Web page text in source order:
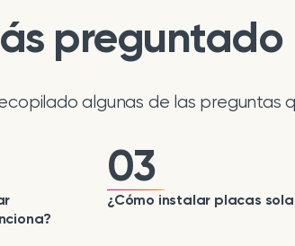
preguntado
algunas de las preguntas
03
¿Cómo instalar placas